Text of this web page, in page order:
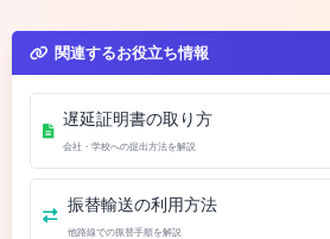
関連するお役立ち情報
遅延証明書の取り方
会社・学校への提出方法を解説
振替輸送の利用方法
他路線での振替手順を解説